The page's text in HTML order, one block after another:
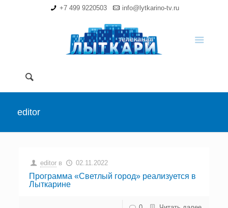
+7 499 9220503 info@lytkarino-tv.ru
editor
editor в 02.11.2022
Программа «Светлый город» реализуется в
Лыткарине